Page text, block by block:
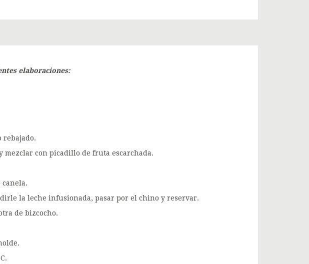
elaboraciones:
rebajado.
mezclar con picadillo de fruta escarchada.
la leche infusionada, pasar por el chino y reservar.
de bizcocho.